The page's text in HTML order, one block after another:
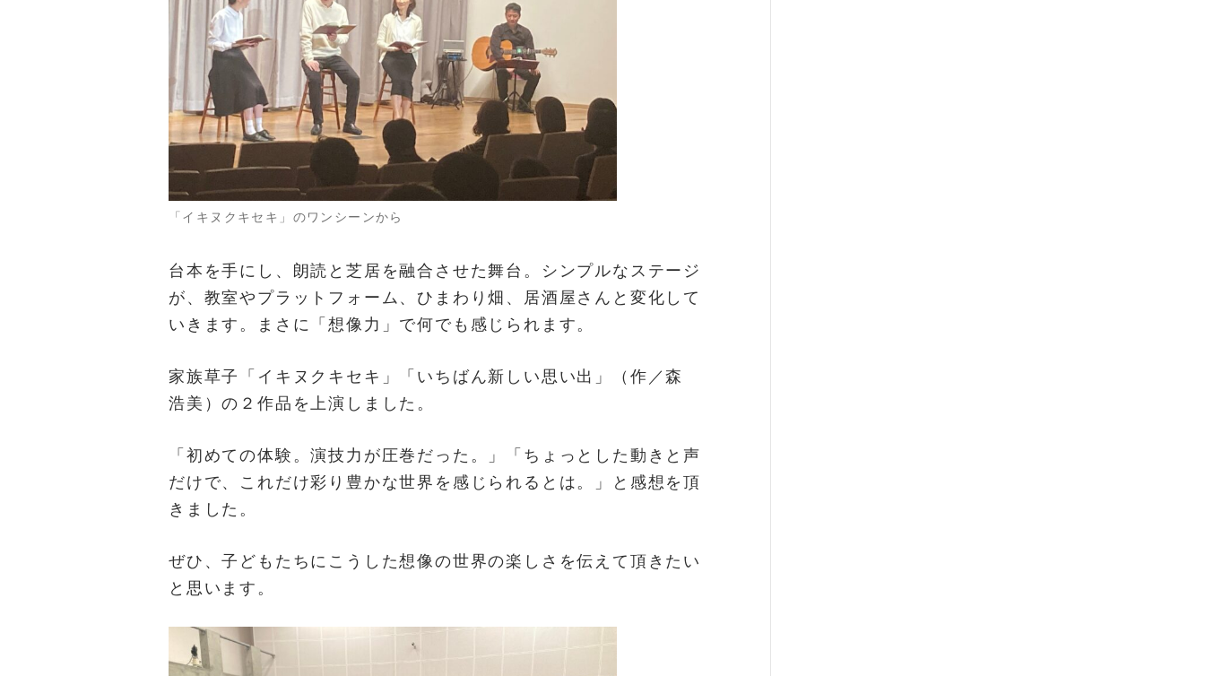
「イキヌクキセキ」のワンシーンから
台本を手にし、朗読と芝居を融合させた舞台。シンプルなステージ
が、教室やプラットフォーム、ひまわり畑、居酒屋さんと変化して
いきます。まさに「想像力」で何でも感じられます。
家族草子「イキヌクキセキ」「いちばん新しい思い出」（作／森
浩美）の２作品を上演しました。
「初めての体験。演技力が圧巻だった。」「ちょっとした動きと声
だけで、これだけ彩り豊かな世界を感じられるとは。」と感想を頂
きました。
ぜひ、子どもたちにこうした想像の世界の楽しさを伝えて頂きたい
と思います。